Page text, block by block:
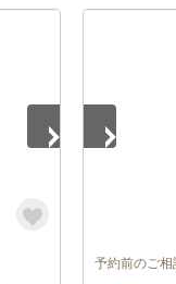
予約前のご